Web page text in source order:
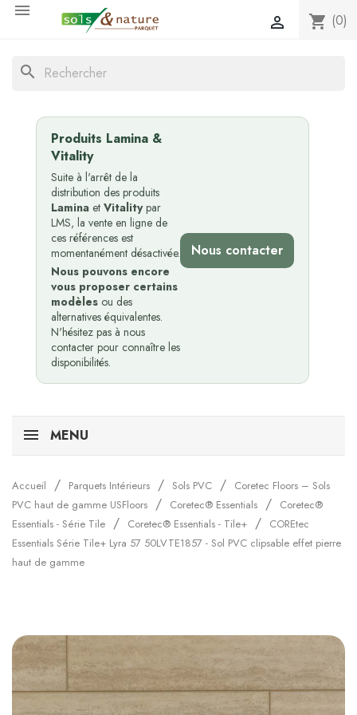

shopping_cart (0)

search
Produits Lamina &
Vitality
Suite à l'arrêt de la
distribution des produits
Lamina et Vitalitypar
LMS, la vente en ligne de
ces références est
momentanément désactivée.
Nous pouvons encore
vous proposer certains
modèles ou des
alternatives équivalentes.
N'hésitez pas à nous
contacter pour connaître les
disponibilités.
Nous contacter
MENU
Accueil Parquets Intérieurs Sols PVC
Coretec Floors – Sols
PVC haut de gamme USFloors
Coretec® Essentials
Coretec®
Essentials - Série Tile
Coretec® Essentials - Tile+
COREtec
Essentials Série Tile+ Lyra 57 50LVTE1857 - Sol PVC clipsable effet pierre
haut de gamme